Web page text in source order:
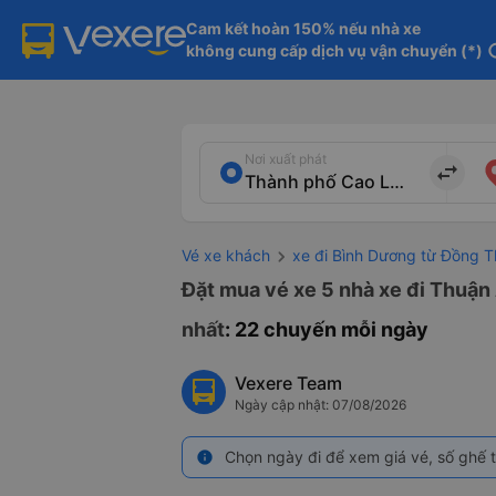
Cam kết hoàn 150% nếu nhà xe
không cung cấp dịch vụ vận chuyển (*)
Nơi xuất phát
import_export
Vé xe khách xe đi Bình Dương từ Đồng
Đặt mua vé xe 5 nhà xe đi
nhất: 22 chuyến mỗi ngày
Vexere Team
Ngày cập nhật: 07/08/2026
info Chọn ngày đi để xem giá vé, số